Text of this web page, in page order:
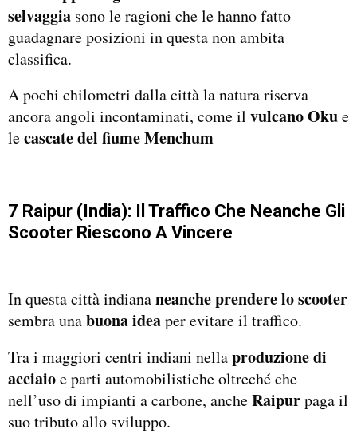
selvaggia sono le ragioni che le hanno fatto
guadagnare posizioni in questa non ambita
classifica.
A pochi chilometri dalla città la natura riserva
ancora angoli incontaminati, come il vulcano Okue
lecascate del fiume Menchum
7 Raipur (India): Il Traffico Che Neanche Gli
Scooter Riescono A Vincere
In questa città indiananeanche prendere lo scooter
sembra unabuona ideaper evitare il traffico.
Tra i maggiori centri indiani nellaproduzione di
acciaioe parti automobilistiche oltreché che
nell’uso di impianti a carbone, ancheRaipurpaga il
suo tributo allo sviluppo.